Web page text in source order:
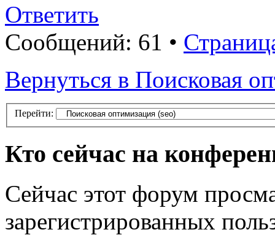
Ответить
Сообщений: 61 •
Вернуться в Поисковая
Перейти:
Кто сейчас на
Сейчас этот форум
зарегистрированных